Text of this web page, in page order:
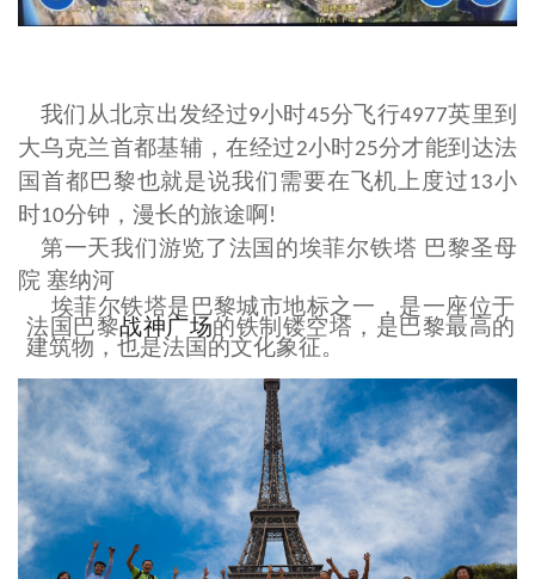
我们从北京出发经过9小时45分飞行4977英里到
大乌克兰首都基辅，在经过2小时25分才能到达法
国首都巴黎也就是说我们需要在飞机上度过 13小
时10分钟，漫长的旅途啊!
第一天我们游览了法国的埃菲尔铁塔 巴黎圣母
院 塞纳河
埃菲尔铁塔是巴黎城市地标之一，是一座位于
法国巴黎战神广场的铁制镂空塔，是巴黎最高的
建筑物，也是法国的文化象征。